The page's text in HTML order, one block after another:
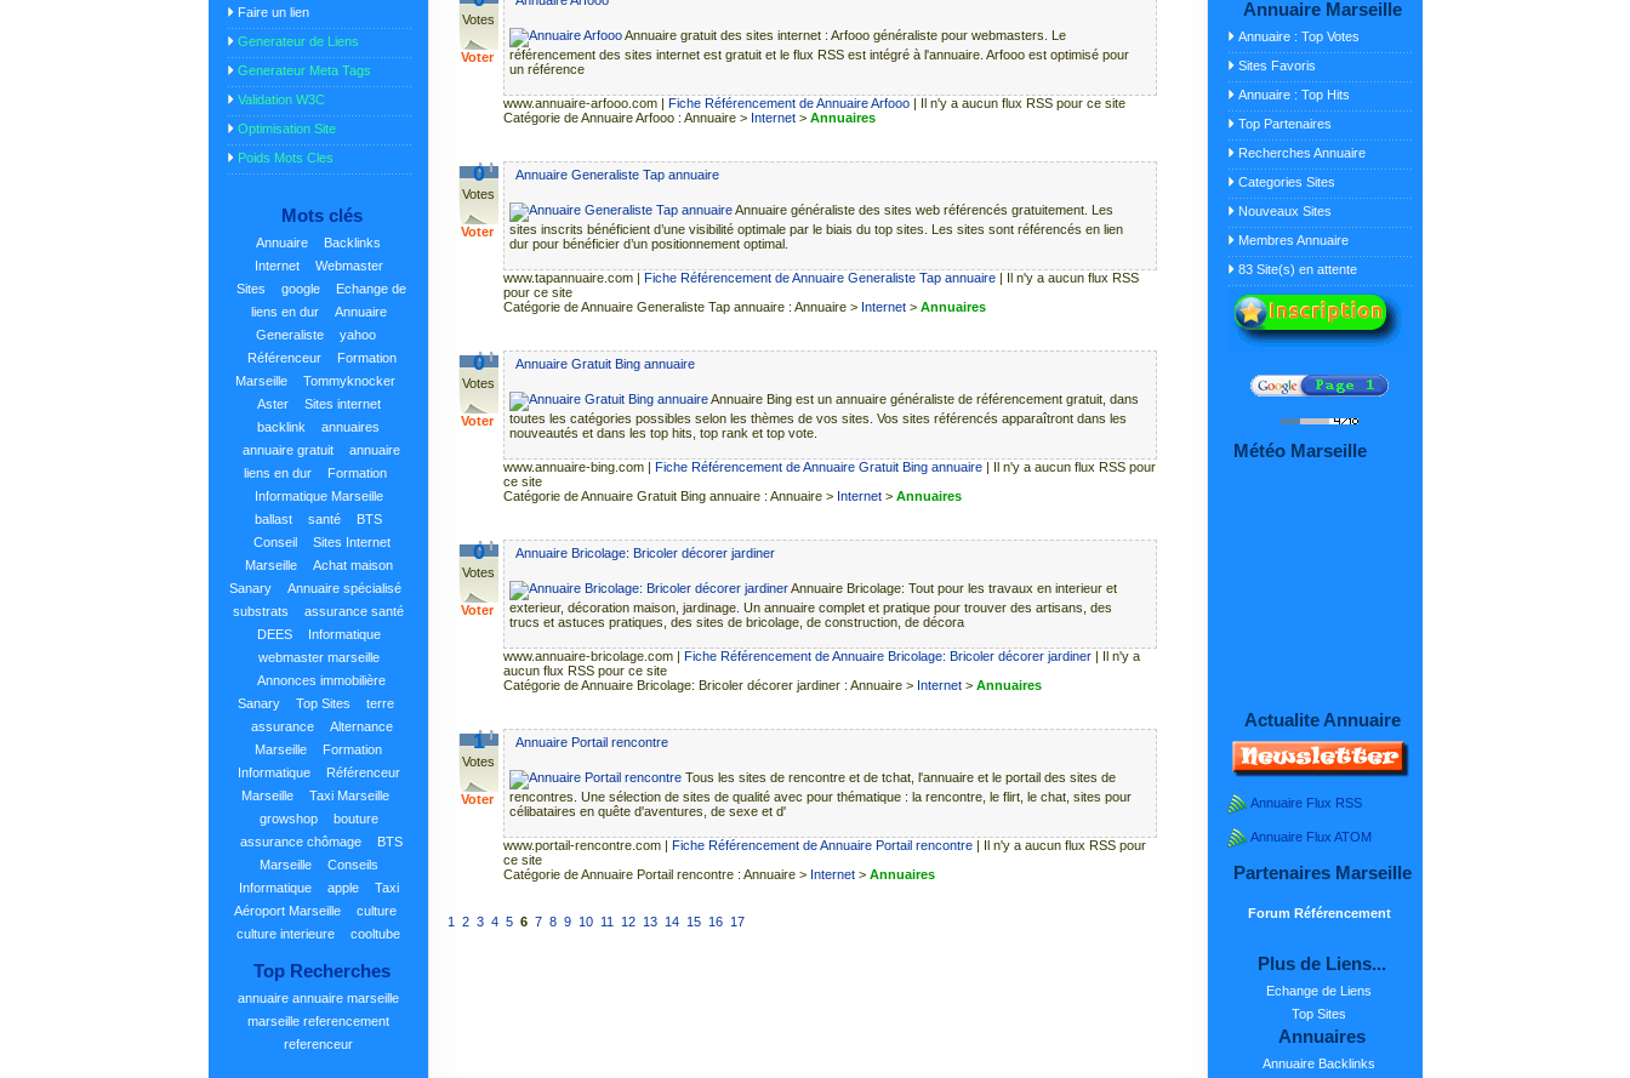
Faire un lien
Generateur de Liens
Generateur Meta Tags
Validation W3C
Optimisation Site
Poids Mots Cles
Mots clés
Annuaire
Backlinks
Internet
Webmaster
Sites
google
Echange de
liens en dur
Annuaire
Generaliste
yahoo
Référenceur
Formation
Marseille
Tommyknocker
Aster
Sites internet
backlink
annuaires
annuaire gratuit
annuaire
liens en dur
Formation
Informatique Marseille
ballast
santé
BTS
Conseil
Sites Internet
Marseille
Achat maison
Sanary
Annuaire spécialisé
substrats
assurance santé
DEES
Informatique
webmaster marseille
Annonces immobilière
Sanary
Top Sites
terre
assurance
Alternance
Marseille
Formation
Informatique
Référenceur
Marseille
Taxi Marseille
growshop
bouture
assurance chômage
BTS
Marseille
Conseils
Informatique
apple
Taxi
Aéroport Marseille
culture
culture interieure
cooltube
Top Recherches
annuaire annuaire marseille
marseille referencement
referenceur
Votes
Voter
Annuaire gratuit des sites internet : Arfooo généraliste pour webmasters. Le
référencement des sites internet est gratuit et le flux RSS est intégré à l'annuaire. Arfooo est optimisé pour
un référence
www.annuaire-arfooo.com| Fiche Référencement de Annuaire Arfooo| Il n'y a aucun flux RSS pour ce site
Catégorie de Annuaire Arfooo : Annuaire > Internet> Annuaires
0
Votes
Voter
Annuaire Generaliste Tap annuaire
Annuaire généraliste des sites web référencés gratuitement. Les
sites inscrits bénéficient d’une visibilité optimale par le biais du top sites. Les sites sont référencés en lien
dur pour bénéficier d’un positionnement optimal.
www.tapannuaire.com| Fiche Référencement de Annuaire Generaliste Tap annuaire| Il n'y a aucun flux RSS
pour ce site
Catégorie de Annuaire Generaliste Tap annuaire : Annuaire > Internet> Annuaires
0
Votes
Voter
Annuaire Gratuit Bing annuaire
Annuaire Bing est un annuaire généraliste de référencement gratuit, dans
toutes les catégories possibles selon les thèmes de vos sites. Vos sites référencés apparaîtront dans les
nouveautés et dans les top hits, top rank et top vote.
www.annuaire-bing.com| Fiche Référencement de Annuaire Gratuit Bing annuaire| Il n'y a aucun flux RSS pour
ce site
Catégorie de Annuaire Gratuit Bing annuaire : Annuaire > Internet> Annuaires
0
Votes
Voter
Annuaire Bricolage: Bricoler décorer jardiner
Annuaire Bricolage: Tout pour les travaux en interieur et
exterieur, décoration maison, jardinage. Un annuaire complet et pratique pour trouver des artisans, des
trucs et astuces pratiques, des sites de bricolage, de construction, de décora
www.annuaire-bricolage.com| Fiche Référencement de Annuaire Bricolage: Bricoler décorer jardiner| Il n'y a
aucun flux RSS pour ce site
Catégorie de Annuaire Bricolage: Bricoler décorer jardiner : Annuaire > Internet> Annuaires
1
Votes
Voter
Annuaire Portail rencontre
Tous les sites de rencontre et de tchat, l'annuaire et le portail des sites de
rencontres. Une sélection de sites de qualité avec pour thématique : la rencontre, le flirt, le chat, sites pour
célibataires en quête d'aventures, de sexe et d'
www.portail-rencontre.com| Fiche Référencement de Annuaire Portail rencontre| Il n'y a aucun flux RSS pour
ce site
Catégorie de Annuaire Portail rencontre : Annuaire > Internet> Annuaires
1 2 3 4 5 6 7 8 9 10 11 12 13 14 15 16 17
Annuaire Marseille
Annuaire : Top Votes
Sites Favoris
Annuaire : Top Hits
Top Partenaires
Recherches Annuaire
Categories Sites
Nouveaux Sites
Membres Annuaire
83 Site(s) en attente
Météo Marseille
Actualite Annuaire
Annuaire Flux RSS
Annuaire Flux ATOM
Partenaires Marseille
Forum Référencement
Plus de Liens...
Echange de Liens
Top Sites
Annuaires
Annuaire Backlinks